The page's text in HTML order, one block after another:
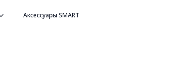
Аксессуары SMART